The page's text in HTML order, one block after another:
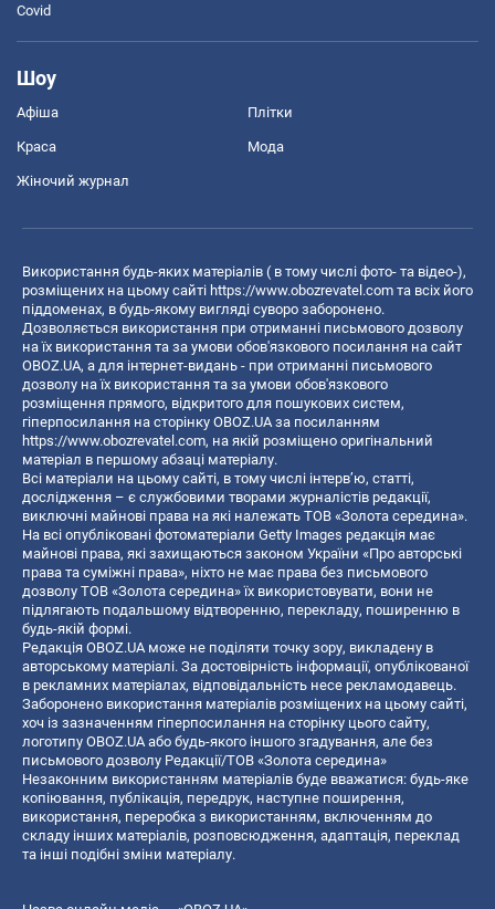
Covid
Шоу
Афіша Плітки
Краса Мода
Жіночий журнал
Використання будь-яких матеріалів ( в тому числі фото- та відео-),
розміщених на цьому сайті https://www.obozrevatel.com та всіх його
піддоменах, в будь-якому вигляді суворо заборонено.
Дозволяється використання при отриманні письмового дозволу
на їх використання та за умови обов'язкового посилання на сайт
OBOZ.UA, а для інтернет-видань - при отриманні письмового
дозволу на їх використання та за умови обов'язкового
розміщення прямого, відкритого для пошукових систем,
гіперпосилання на сторінку OBOZ.UA за посиланням
https://www.obozrevatel.com, на якій розміщено оригінальний
матеріал в першому абзаці матеріалу.
Всі матеріали на цьому сайті, в тому числі інтерв’ю, статті,
дослідження – є службовими творами журналістів редакції,
виключні майнові права на які належать ТОВ «Золота середина».
На всі опубліковані фотоматеріали Getty Images редакція має
майнові права, які захищаються законом України «Про авторські
права та суміжні права», ніхто не має права без письмового
дозволу ТОВ «Золота середина» їх використовувати, вони не
підлягають подальшому відтворенню, перекладу, поширенню в
будь-якій формі.
Редакція OBOZ.UA може не поділяти точку зору, викладену в
авторському матеріалі. За достовірність інформації, опублікованої
в рекламних матеріалах, відповідальність несе рекламодавець.
Заборонено використання матеріалів розміщених на цьому сайті,
хоч із зазначенням гіперпосилання на сторінку цього сайту,
логотипу OBOZ.UA або будь-якого іншого згадування, але без
письмового дозволу Редакції/ТОВ «Золота середина»
Незаконним використанням матеріалів буде вважатися: будь-яке
копiювання, публiкацiя, передрук, наступне поширення,
використання, переробка з використанням, включенням до
складу інших матеріалів, розповсюдження, адаптація, переклад
та інші подібні зміни матеріалу.